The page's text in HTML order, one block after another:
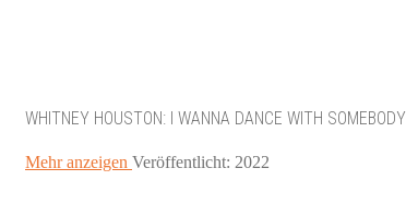
WHITNEY HOUSTON: I WANNA DANCE WITH SOMEBODY
Mehr anzeigen Veröffentlicht: 2022